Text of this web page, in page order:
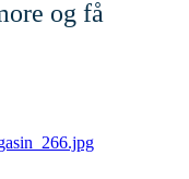
og få